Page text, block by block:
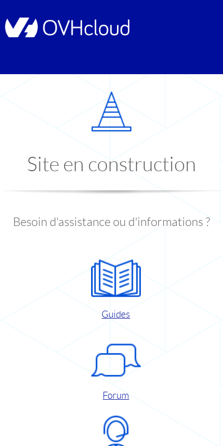
Site en construction
Besoin d'assistance ou d'informations ?
Guides
Forum